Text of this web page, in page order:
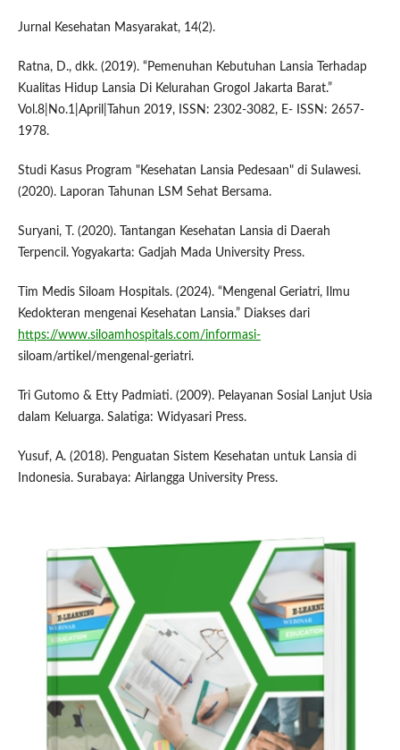
Jurnal Kesehatan Masyarakat, 14(2).
Ratna, D., dkk. (2019). “Pemenuhan Kebutuhan Lansia Terhadap
Kualitas Hidup Lansia Di Kelurahan Grogol Jakarta Barat.”
Vol.8|No.1|April|Tahun 2019, ISSN: 2302-3082, E- ISSN: 2657-
1978.
Studi Kasus Program "Kesehatan Lansia Pedesaan" di Sulawesi.
(2020). Laporan Tahunan LSM Sehat Bersama.
Suryani, T. (2020). Tantangan Kesehatan Lansia di Daerah
Terpencil. Yogyakarta: Gadjah Mada University Press.
Tim Medis Siloam Hospitals. (2024). “Mengenal Geriatri, Ilmu
Kedokteran mengenai Kesehatan Lansia.” Diakses dari
https://www.siloamhospitals.com/informasi-
siloam/artikel/mengenal-geriatri.
Tri Gutomo & Etty Padmiati. (2009). Pelayanan Sosial Lanjut Usia
dalam Keluarga. Salatiga: Widyasari Press.
Yusuf, A. (2018). Penguatan Sistem Kesehatan untuk Lansia di
Indonesia. Surabaya: Airlangga University Press.